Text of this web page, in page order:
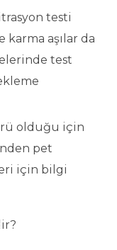
testi
karma aşılar da
test
olduğu için
pet
için bilgi